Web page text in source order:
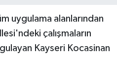
uygulama alanlarından
çalışmaların
Kayseri Kocasinan